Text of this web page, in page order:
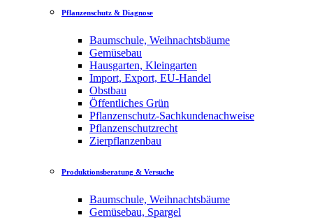
Pflanzenschutz & Diagnose
Baumschule, Weihnachtsbäume
Gemüsebau
Hausgarten, Kleingarten
Import, Export, EU-Handel
Obstbau
Öffentliches Grün
Pflanzenschutz-Sachkundenachweise
Pflanzenschutzrecht
Zierpflanzenbau
Produktionsberatung & Versuche
Baumschule, Weihnachtsbäume
Gemüsebau, Spargel